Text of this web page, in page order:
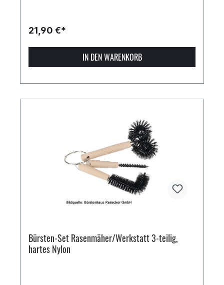
21,90 €*
IN DEN WARENKORB
Bürsten-Set Rasenmäher/Werkstatt 3-teilig,
hartes Nylon